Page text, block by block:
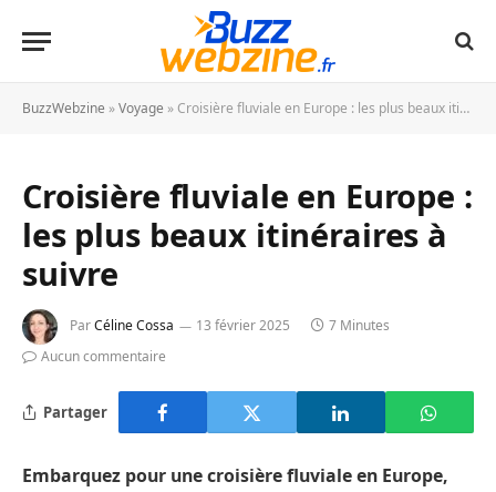
BuzzWebzine »Voyage » Croisière fluviale en Europe : les plus beaux itinéraires à suivre
Croisière fluviale en Europe :
les plus beaux itinéraires à
suivre
ParCéline Cossa 13 février 2025
7 Minutes
Aucun commentaire
Partager
Embarquez pour une croisière fluviale en Europe,